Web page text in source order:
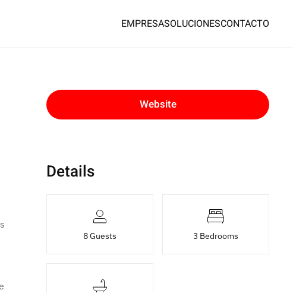
EMPRESASOLUCIONESCONTACTO
Website
Details
8 Guests 3 Bedrooms